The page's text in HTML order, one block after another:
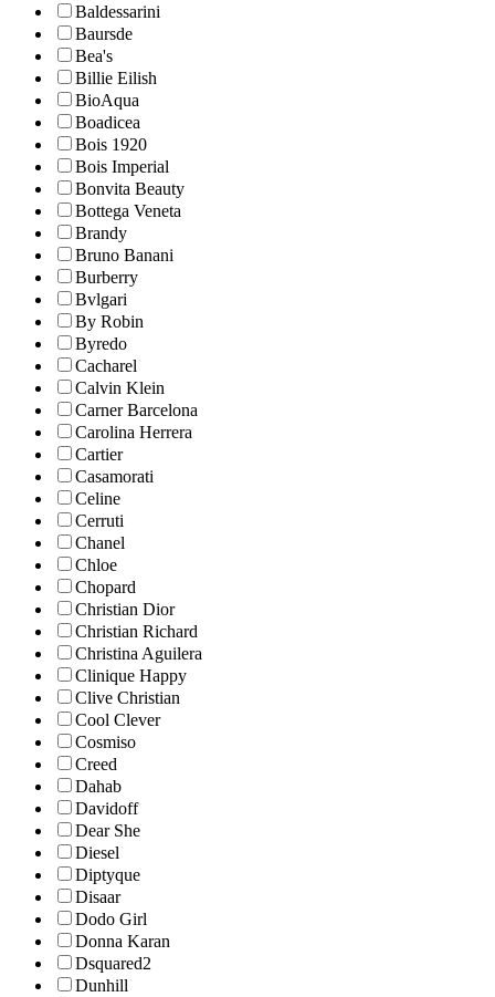
Baldessarini
Baursde
Bea's
Billie Eilish
BioAqua
Boadicea
Bois 1920
Bois Imperial
Bonvita Beauty
Bottega Veneta
Brandy
Bruno Banani
Burberry
Bvlgari
By Robin
Byredo
Cacharel
Calvin Klein
Carner Barcelona
Carolina Herrera
Cartier
Casamorati
Celine
Cerruti
Chanel
Chloe
Chopard
Christian Dior
Christian Richard
Christina Aguilera
Clinique Happy
Clive Christian
Cool Clever
Cosmiso
Creed
Dahab
Davidoff
Dear She
Diesel
Diptyque
Disaar
Dodo Girl
Donna Karan
Dsquared2
Dunhill